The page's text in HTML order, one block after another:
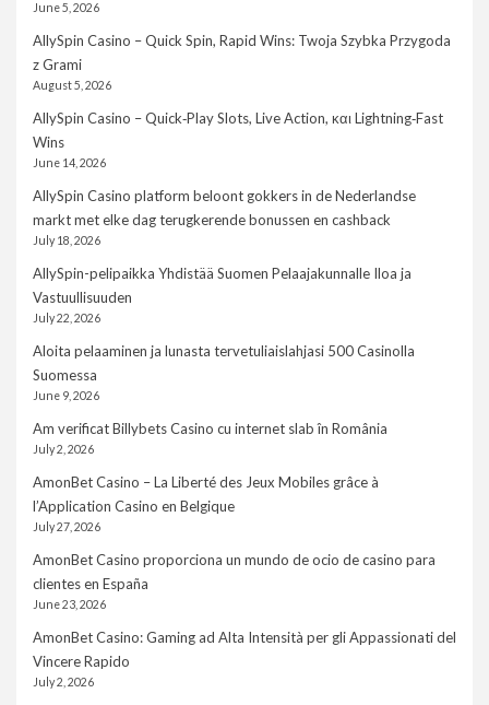
June 5, 2026
AllySpin Casino – Quick Spin, Rapid Wins: Twoja Szybka Przygoda
z Grami
August 5, 2026
AllySpin Casino – Quick‑Play Slots, Live Action, και Lightning‑Fast
Wins
June 14, 2026
AllySpin Casino platform beloont gokkers in de Nederlandse
markt met elke dag terugkerende bonussen en cashback
July 18, 2026
AllySpin-pelipaikka Yhdistää Suomen Pelaajakunnalle Iloa ja
Vastuullisuuden
July 22, 2026
Aloita pelaaminen ja lunasta tervetuliaislahjasi 500 Casinolla
Suomessa
June 9, 2026
Am verificat Billybets Casino cu internet slab în România
July 2, 2026
AmonBet Casino – La Liberté des Jeux Mobiles grâce à
l’Application Casino en Belgique
July 27, 2026
AmonBet Casino proporciona un mundo de ocio de casino para
clientes en España
June 23, 2026
AmonBet Casino: Gaming ad Alta Intensità per gli Appassionati del
Vincere Rapido
July 2, 2026